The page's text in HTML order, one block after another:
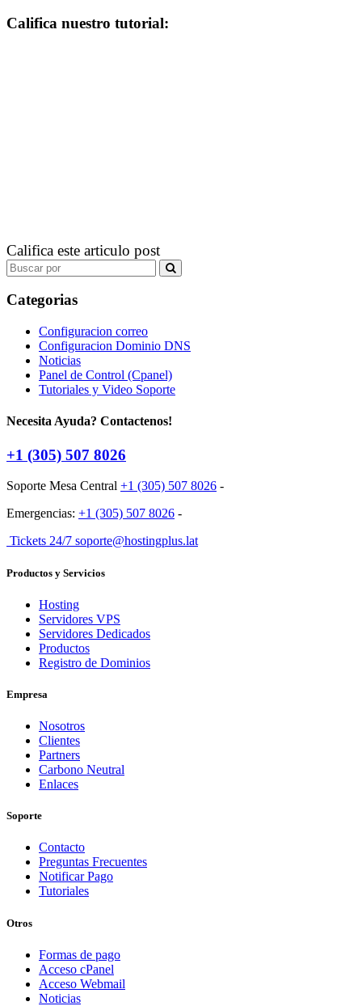
Califica nuestro tutorial:
Califica este articulo post
Search
for:
Categorias
Configuracion correo
Configuracion Dominio DNS
Noticias
Panel de Control (Cpanel)
Tutoriales y Video Soporte
Necesita Ayuda? Contactenos!
+1 (305) 507 8026
Soporte Mesa Central +1 (305) 507 8026 -
Emergencias: +1 (305) 507 8026 -
Tickets 24/7 soporte@hostingplus.lat
Productos y Servicios
Hosting
Servidores VPS
Servidores Dedicados
Productos
Registro de Dominios
Empresa
Nosotros
Clientes
Partners
Carbono Neutral
Enlaces
Soporte
Contacto
Preguntas Frecuentes
Notificar Pago
Tutoriales
Otros
Formas de pago
Acceso cPanel
Acceso Webmail
Noticias